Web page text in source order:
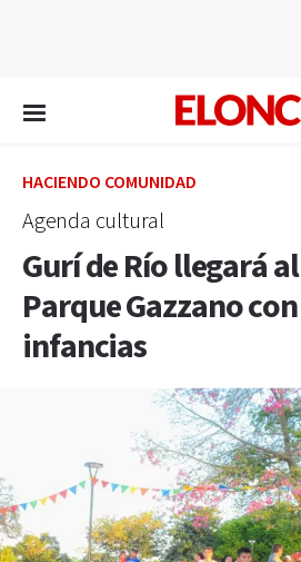
HACIENDO COMUNIDAD
Agenda cultural
Gurí de Río llegará
Parque Gazzano
infancias